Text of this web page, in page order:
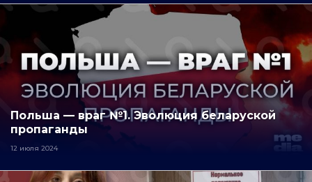
Польша — враг №1. Эволюция беларуской
пропаганды
12 июля 2024